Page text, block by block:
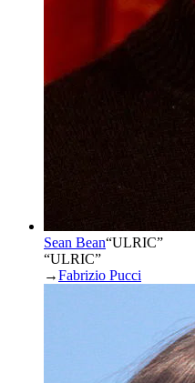
Sean Bean“ULRIC”
“ULRIC”
→Fabrizio Pucci